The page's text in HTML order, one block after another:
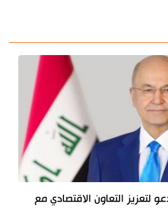
لتعزيز التعاون الاقتصادي مع